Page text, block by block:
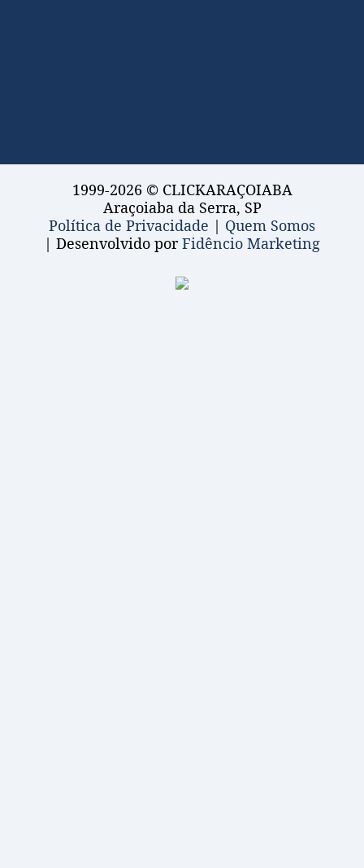
1999-2026 © CLICKARAÇOIABA
Araçoiaba da Serra, SP
Política de Privacidade | Quem Somos
| Desenvolvido porFidêncio Marketing